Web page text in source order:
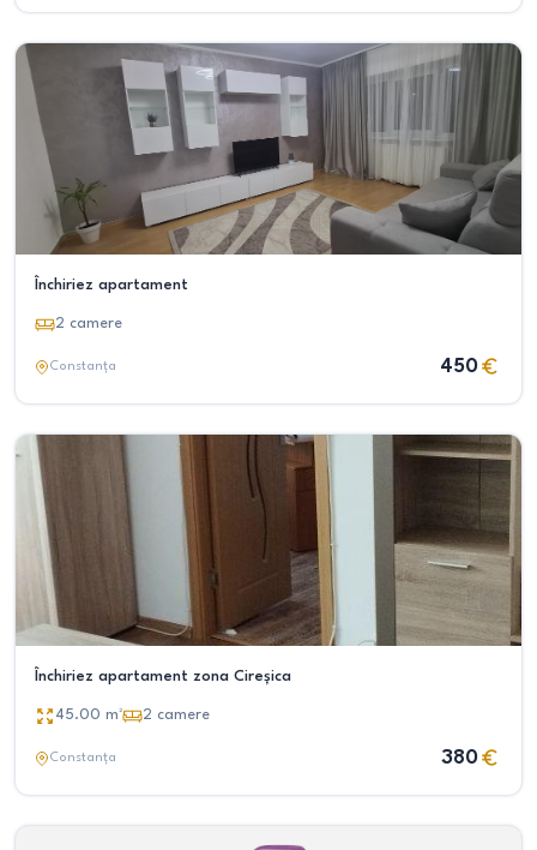
Închiriez apartament
2 camere
Constanța 450
Închiriez apartament zona Cireșica
45.00 m² 2 camere
Constanța 380